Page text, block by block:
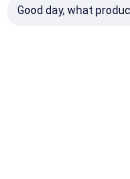
Valvole di
Good day, what